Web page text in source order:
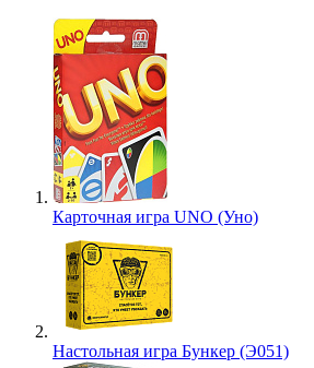
Карточная игра UNO (Уно)
Настольная игра Бункер (Э051)